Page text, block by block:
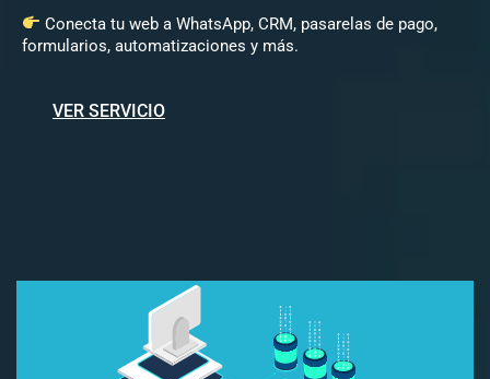
Conecta tu web a WhatsApp, CRM, pasarelas de pago,
formularios, automatizaciones y más.
VER SERVICIO